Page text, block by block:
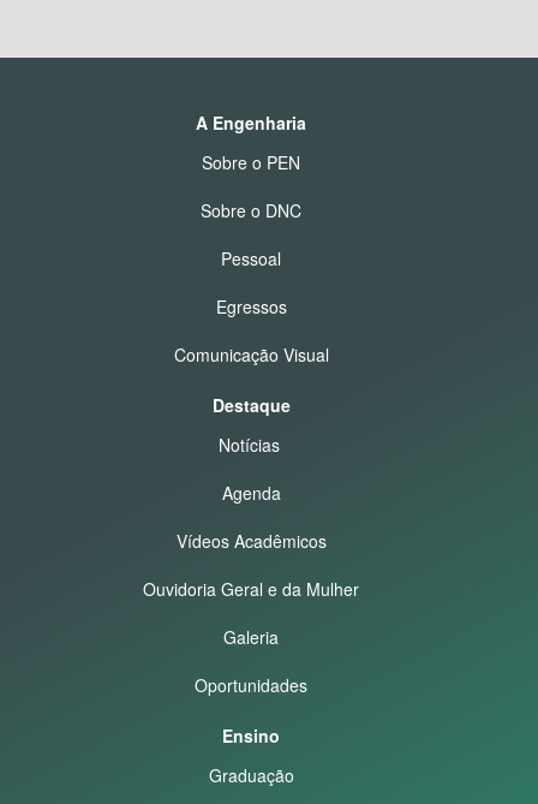
A Engenharia
Sobre o PEN
Sobre o DNC
Pessoal
Egressos
Comunicação Visual
Destaque
Notícias
Agenda
Vídeos Acadêmicos
Ouvidoria Geral e da Mulher
Galeria
Oportunidades
Ensino
Graduação